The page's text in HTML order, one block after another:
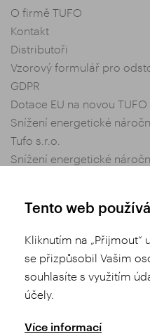
O firmě TUFO
Kontakt
Distributoři
Vzorový formulář pro
GDPR
Dotace EU na novou
Snížení energetické
Tufo s.r.o.
Snížení energetické
Obchodní podmínky
Tento web
Kliknutím na
se přizpůsobil Vašim
souhlasíte s využitím
účely.
Více informací